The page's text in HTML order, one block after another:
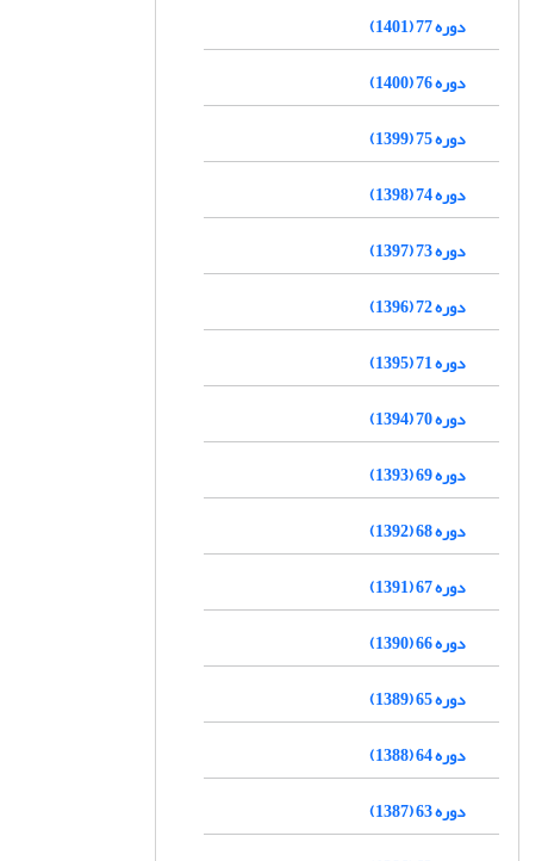
دوره 77 (1401)
دوره 76 (1400)
دوره 75 (1399)
دوره 74 (1398)
دوره 73 (1397)
دوره 72 (1396)
دوره 71 (1395)
دوره 70 (1394)
دوره 69 (1393)
دوره 68 (1392)
دوره 67 (1391)
دوره 66 (1390)
دوره 65 (1389)
دوره 64 (1388)
دوره 63 (1387)